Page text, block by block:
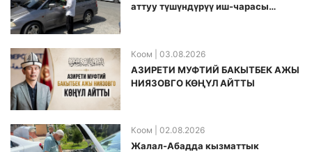
аттуу түшүндүрүү иш-чарасы
Коом | 03.08.2026
АЗИРЕТИ МУФТИЙ БАКЫТБЕК АЖЫ
НИЯЗОВГО КӨҢҮЛ АЙТТЫ
Коом | 02.08.2026
Жалал-Абадда кызматтык